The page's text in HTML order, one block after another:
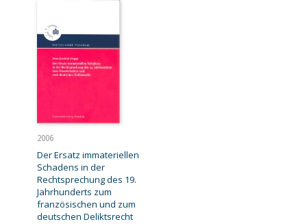
2006
Der Ersatz immateriellen
Schadens in der
Rechtsprechung des 19.
Jahrhunderts zum
französischen und zum
deutschen Deliktsrecht